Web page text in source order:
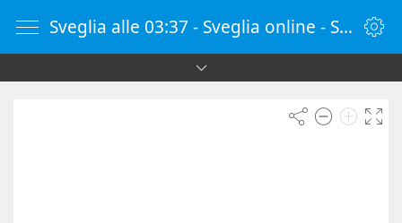
Sveglia alle 03:37 - Sveglia online - SvegliaOnline.it